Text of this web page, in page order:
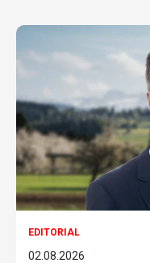
EDITORIAL
02.08.2026